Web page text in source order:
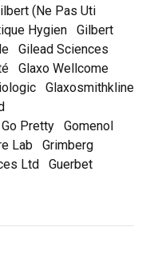
(Ne Pas Uti
Hygien
Gilbert
Gilead Sciences
Glaxo Wellcome
Glaxosmithkline
Go Pretty
Gomenol
Lab
Grimberg
Ltd
Guerbet